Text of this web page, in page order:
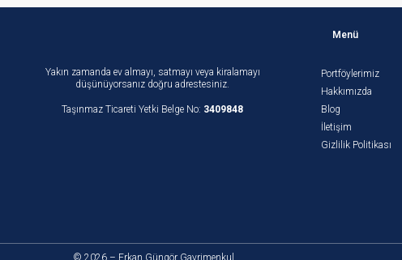
Yakın zamanda ev almayı, satmayı veya kiralamayı
düşünüyorsanız doğru adrestesiniz.
Taşınmaz Ticareti Yetki Belge No: 3409848
Menü
Portföylerimiz
Hakkımızda
Blog
İletişim
Gizlilik Politikası
© 2026 – Erkan Güngör Gayrimenkul